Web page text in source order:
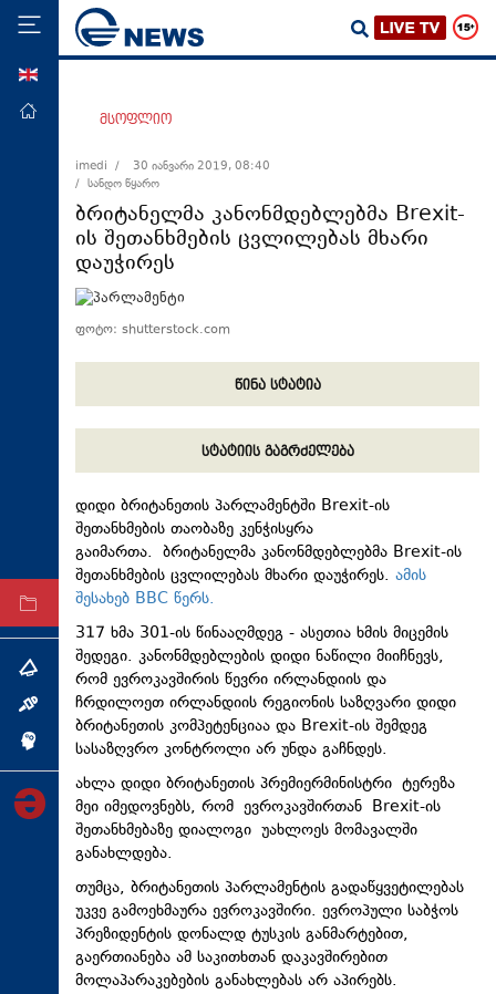
მთავარი
ეკონომიკა
მსოფლიო
ჯანდაცვა
საზოგადოება
სამართალი
რეგიონი
ტექნოლოგიები
ტაბლოიდი
არქივი
ინტერვიუ
ინქვიზიცია
მსოფლიო
imedi /
30 იანვარი 2019, 08:40
/ სანდო წყარო
ბრიტანელმა კანონმდებლებმა Brexit-
ის შეთანხმების ცვლილებას მხარი
დაუჭირეს
ფოტო: shutterstock.com
წინა სტატია
სტატიის გაგრძელება
დიდი ბრიტანეთის პარლამენტში Brexit-ის
შეთანხმების თაობაზე კენჭისყრა
გაიმართა. ბრიტანელმა კანონმდებლებმა Brexit-ის
შეთანხმების ცვლილებას მხარი დაუჭირეს. ამის
შესახებ BBC წერს.
317 ხმა 301-ის წინააღმდეგ - ასეთია ხმის მიცემის
შედეგი. კანონმდებლების დიდი ნაწილი მიიჩნევს,
რომ ევროკავშირის წევრი ირლანდიის და
ჩრდილოეთ ირლანდიის რეგიონის საზღვარი დიდი
ბრიტანეთის კომპეტენციაა და Brexit-ის შემდეგ
სასაზღვრო კონტროლი არ უნდა გაჩნდეს.
ახლა დიდი ბრიტანეთის პრემიერმინისტრი ტერეზა
მეი იმედოვნებს, რომ ევროკავშირთან Brexit-ის
შეთანხმებაზე დიალოგი უახლოეს მომავალში
განახლდება.
თუმცა, ბრიტანეთის პარლამენტის გადაწყვეტილებას
უკვე გამოეხმაურა ევროკავშირი. ევროპული საბჭოს
პრეზიდენტის დონალდ ტუსკის განმარტებით,
გაერთიანება ამ საკითხთან დაკავშირებით
მოლაპარაკებების განახლებას არ აპირებს.